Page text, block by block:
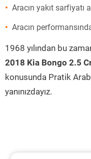
Aracın yakıt sarfiyatı
Aracın
1968 yılından bu
2018 Kia Bongo 2.5
konusunda Pratik
yanınızdayız.